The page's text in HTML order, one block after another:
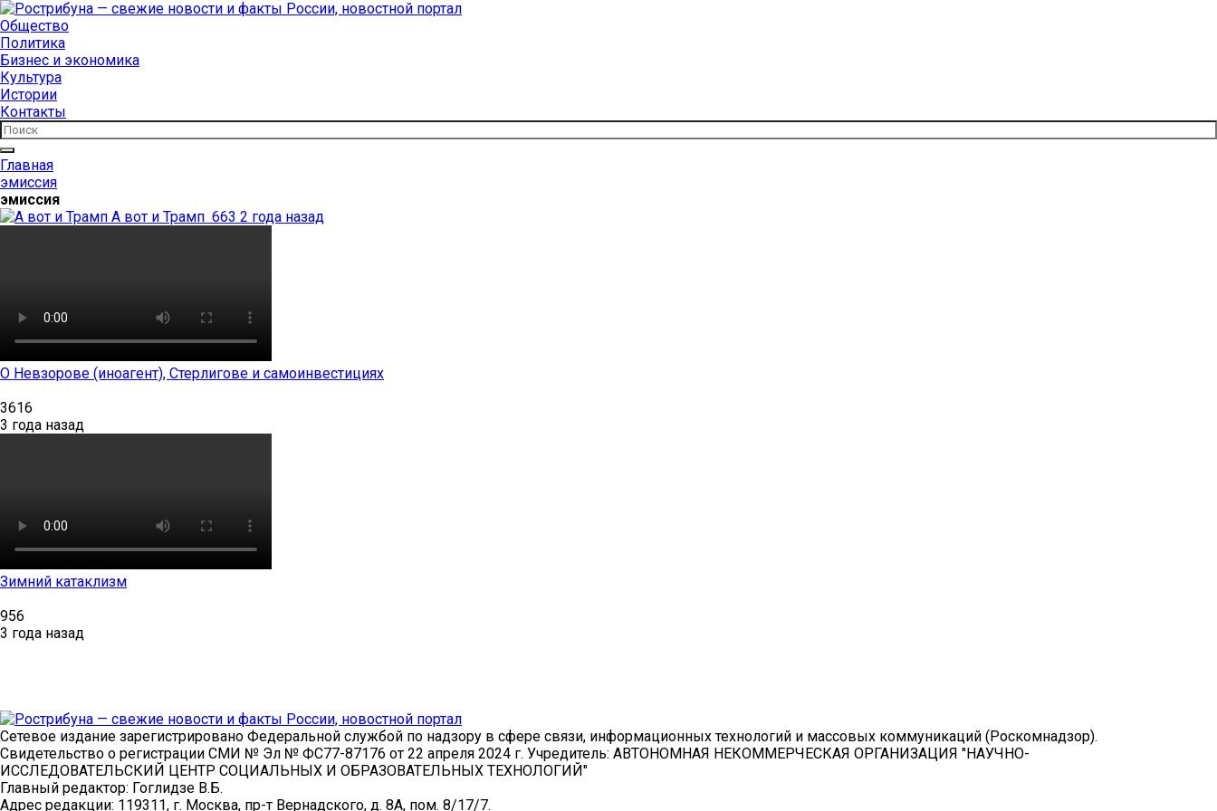
Общество
Политика
Бизнес и экономика
Культура
Истории
Контакты
Главная
эмиссия
эмиссия
А вот и Трамп 663 2 года назад
О Невзорове (иноагент), Стерлигове и самоинвестициях
3616
3 года назад
Зимний катаклизм
956
3 года назад
Сетевое издание зарегистрировано Федеральной службой по надзору в сфере связи, информационных технологий и массовых коммуникаций (Роскомнадзор).
Свидетельство о регистрации СМИ № Эл № ФС77-87176 от 22 апреля 2024 г. Учредитель: АВТОНОМНАЯ НЕКОММЕРЧЕСКАЯ ОРГАНИЗАЦИЯ "НАУЧНО-
ИССЛЕДОВАТЕЛЬСКИЙ ЦЕНТР СОЦИАЛЬНЫХ И ОБРАЗОВАТЕЛЬНЫХ ТЕХНОЛОГИЙ"
Главный редактор: Гоглидзе В.Б.
Адрес редакции: 119311, г. Москва, пр-т Вернадского, д. 8А, пом. 8/17/7.